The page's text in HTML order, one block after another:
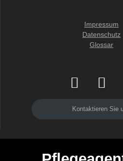
Impressum
Datenschutz
Glossar
Kontaktieren Sie